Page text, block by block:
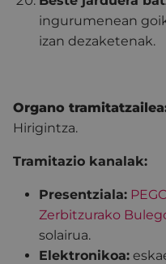
ingurumenean
izan dezaketenak.
Organo
Hirigintza.
Tramitazio kanalak:
Presentziala:
Zerbitzurako
solairua.
Elektronikoa: